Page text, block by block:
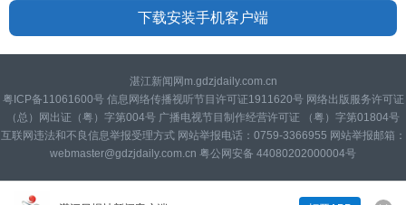
下载安装手机客户端
湛江新闻网m.gdzjdaily.com.cn
粤ICP备11061600号 信息网络传播视听节目许可证1911620号 网络出版服务许可证
（总）网出证（粤）字第004号 广播电视节目制作经营许可证 （粤）字第01804号
互联网违法和不良信息举报受理方式 网站举报电话：0759-3366955 网站举报邮箱：
webmaster@gdzjdaily.com.cn 粤公网安备 44080202000004号